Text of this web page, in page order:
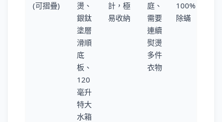
(可摺疊)
燙、
銀鈦
塗層
滑順
底
板、
120
毫升
特大
水箱
計，極
易收納
庭、
需要
連續
熨燙
多件
衣物
100%
除蟎